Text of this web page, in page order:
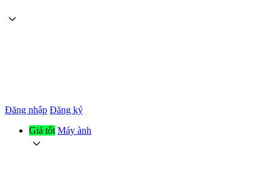
Đăng nhập Đăng ký
Giá tốt Máy ành